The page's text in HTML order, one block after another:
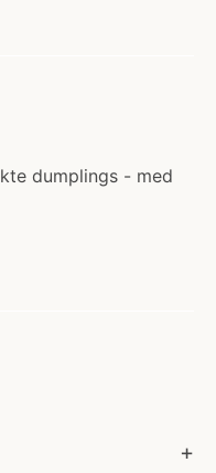
dumplings - med